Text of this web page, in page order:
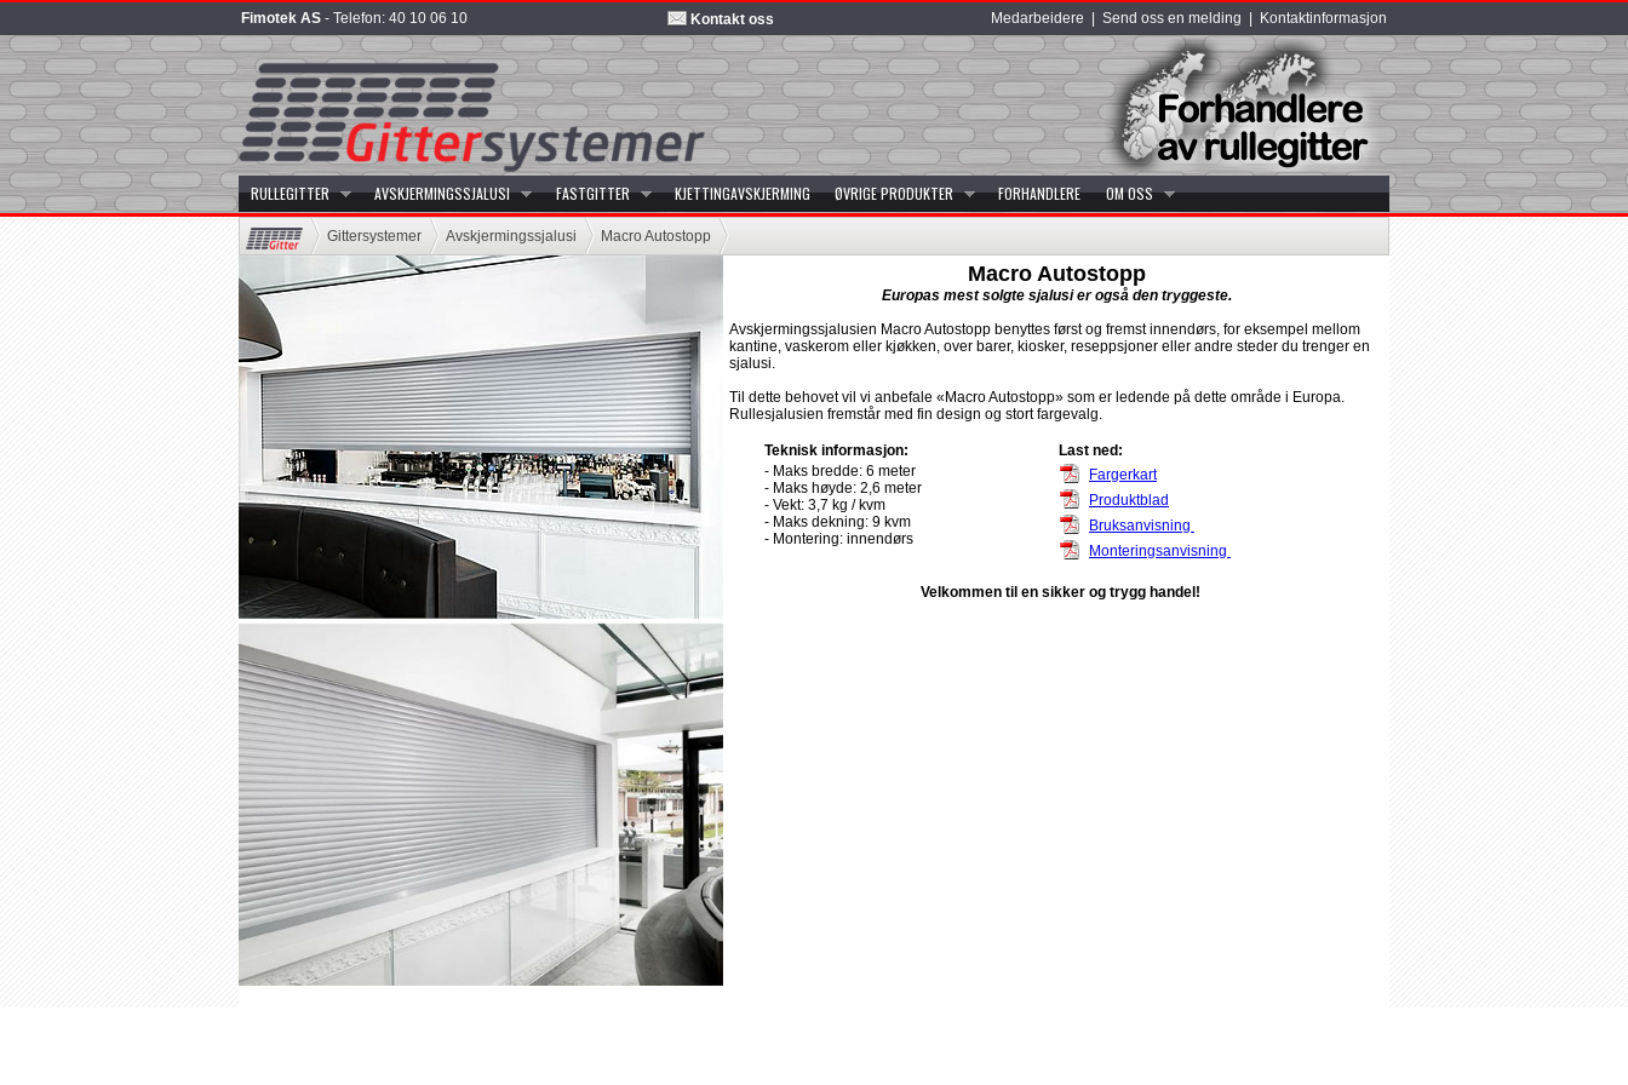
Fimotek AS - Telefon: 40 10 06 10 Kontakt oss Medarbeidere Send oss en melding Kontaktinformasjon
RULLEGITTER AVSKJERMINGSSJALUSI FASTGITTER KJETTINGAVSKJERMING ØVRIGE PRODUKTER FORHANDLERE OM OSS
Gittersystemer Avskjermingssjalusi Macro Autostopp
Macro Autostopp
Europas mest solgte sjalusi er også den tryggeste.
Avskjermingssjalusien Macro Autostopp benyttes først og fremst innendørs, for eksempel mellom
kantine, vaskerom eller kjøkken, over barer, kiosker, reseppsjoner eller andre steder du trenger en
sjalusi.
Til dette behovet vil vi anbefale «Macro Autostopp» som er ledende på dette område i Europa.
Rullesjalusien fremstår med fin design og stort fargevalg.
Teknisk informasjon:
Last ned:
- Maks bredde: 6 meter
- Maks høyde: 2,6 meter
- Vekt: 3,7 kg / kvm
- Maks dekning: 9 kvm
- Montering: innendørs
Fargerkart
Produktblad
Bruksanvisning
Monteringsanvisning
Velkommen til en sikker og trygg handel!